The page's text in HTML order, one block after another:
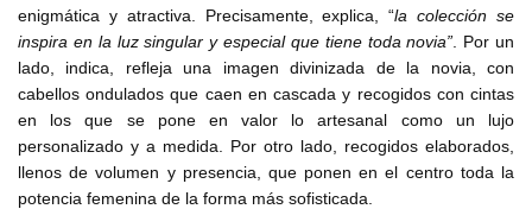
enigmática y atractiva. Precisamente, explica, “la colección se
inspira en la luz singular y especial que tiene toda novia” . Por un
lado, indica, refleja una imagen divinizada de la novia, con
cabellos ondulados que caen en cascada y recogidos con cintas
en los que se pone en valor lo artesanal como un lujo
personalizado y a medida. Por otro lado, recogidos elaborados,
llenos de volumen y presencia, que ponen en el centro toda la
potencia femenina de la forma más sofisticada.